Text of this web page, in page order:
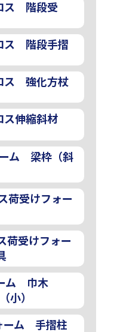
ス 階段受
ス 階段手摺
ス 強化方杖
ス伸縮斜材
ム 梁枠（斜
荷受けフォー
荷受けフォー
ム 巾木
小）
ーム 手摺柱